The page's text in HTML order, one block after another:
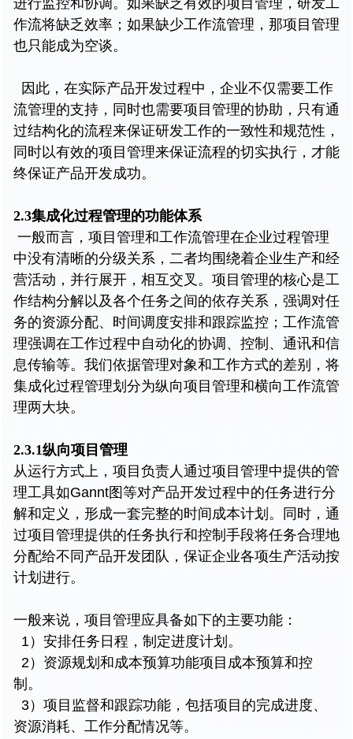
进行监控和协调。如果缺乏有效的项目管理，研发工
作流将缺乏效率；如果缺少工作流管理，那项目管理
也只能成为空谈。
因此，在实际产品开发过程中，企业不仅需要工作
流管理的支持，同时也需要项目管理的协助，只有通
过结构化的流程来保证研发工作的一致性和规范性，
同时以有效的项目管理来保证流程的切实执行，才能
终保证产品开发成功。
2.3集成化过程管理的功能体系
一般而言，项目管理和工作流管理在企业过程管理
中没有清晰的分级关系，二者均围绕着企业生产和经
营活动，并行展开，相互交叉。项目管理的核心是工
作结构分解以及各个任务之间的依存关系，强调对任
务的资源分配、时间调度安排和跟踪监控；工作流管
理强调在工作过程中自动化的协调、控制、通讯和信
息传输等。我们依据管理对象和工作方式的差别，将
集成化过程管理划分为纵向项目管理和横向工作流管
理两大块。
2.3.1纵向项目管理
从运行方式上，项目负责人通过项目管理中提供的管
理工具如Gannt图等对产品开发过程中的任务进行分
解和定义，形成一套完整的时间成本计划。同时，通
过项目管理提供的任务执行和控制手段将任务合理地
分配给不同产品开发团队，保证企业各项生产活动按
计划进行。
一般来说，项目管理应具备如下的主要功能：
1）安排任务日程，制定进度计划。
2）资源规划和成本预算功能项目成本预算和控
制。
3）项目监督和跟踪功能，包括项目的完成进度、
资源消耗、工作分配情况等。